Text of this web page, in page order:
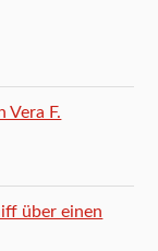
Vera F.
über einen